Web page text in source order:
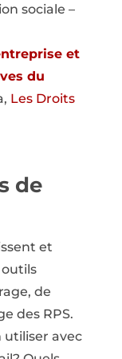
sociale –
et
du
Les Droits
de
et
de
des RPS.
utiliser avec